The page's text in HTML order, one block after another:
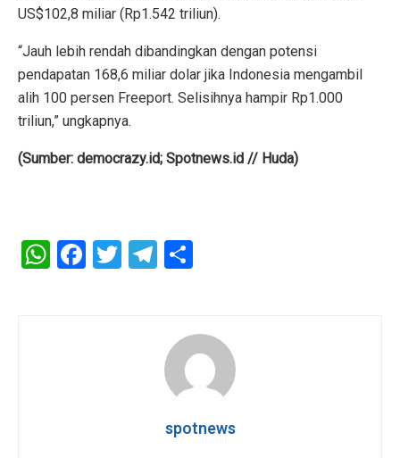
US$102,8 miliar (Rp1.542 triliun).
“Jauh lebih rendah dibandingkan dengan potensi
pendapatan 168,6 miliar dolar jika Indonesia mengambil
alih 100 persen Freeport. Selisihnya hampir Rp1.000
triliun,” ungkapnya.
(Sumber: democrazy.id; Spotnews.id // Huda)
W
h
F
a
T
wi
T
el
gr
a
m
e
spotnews